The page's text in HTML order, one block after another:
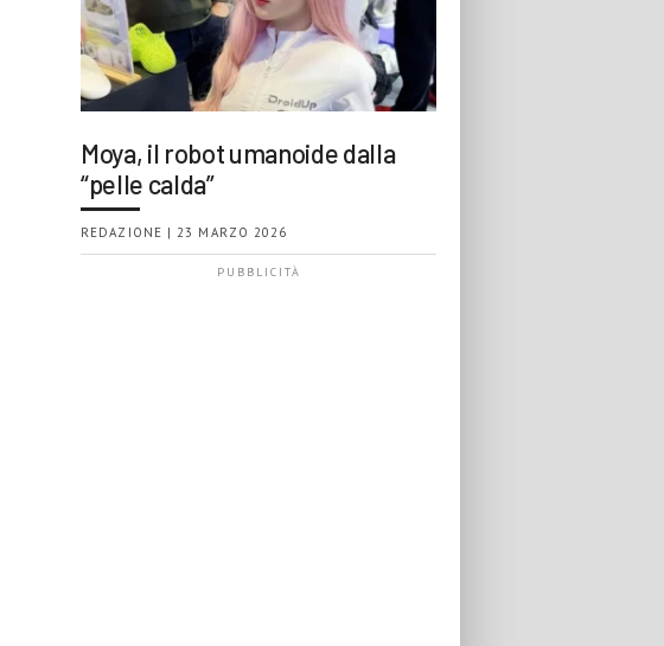
Moya, il robot umanoide dalla
“pelle calda”
REDAZIONE | 23 MARZO 2026